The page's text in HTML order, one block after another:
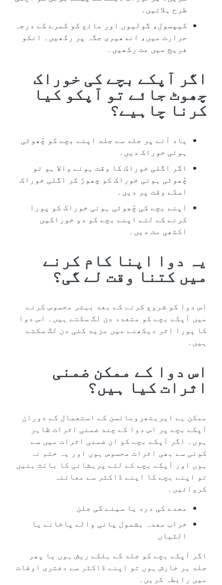
طرح ہلائیں۔
کیپسول، گولیوں اور مائع کو کمرے کے درجہ
حرارت میں، اندھیری جگہ پر رکھیں۔ انکو
فریج میں مت رکھیں۔
اگر آپکے بچے کی خوراک
چھوٹ جائے تو آپکو کیا
کرنا چاہیے؟
یاد آنے پر جلد سے جلد اپنے بچے کو چُھوٹی
ہوئی خوراک دیں۔
اگر اگلی خوراک کا وقت ہونے والا ہو تو
چُھوٹی ہوئی خوراک کو چھوڑ کر اگلی خوراک
اسکے وقت پر دیں۔
اپنے بچے کی چُھوٹی ہوئی خوراک کو پورا
کرنے کے لئے اپنے بچے کو دو خوراکیں
اکٹھی مت دیں۔
یہ دوا اپنا کام کرنے
میں کتنا وقت لے گی؟
اس دوا کو شروع کرنے کے بعد بہتر محسوس کرنے
میں آپکے بچے کو متعدد دن لگ سکتے ہیں۔ اس دوا
کا پورا اثر دیکھنے میں مزید کئی دن لگ سکتے
ہیں۔
اس دوا کے ممکن ضمنی
اثرات کیا ہیں؟
ممکن ہے ایریتھرومائسن کے استعمال کے دوران
آپکے بچے پر اس دوا کے چند ضمنی اثرات ظاہر
ہوں۔ اگر آپکے بچے کو ان ضمنی اثرات میں سے
کوئی سے بھی اثرات محسوس ہوں اور یہ ختم نہ
ہوں اور آپکے بچے کے لئے پریشانی کا بائث بنیں
تو اپنے بچے کا اپنے ڈاکٹر سے معائنہ
کروائیں۔
معدے کی درد یا سینے کی جلن
خراب معدہ بشمول پانی والے پاخانے یا
الٹیاں
اگر آپکے بچے کو جلد کے ہلکے ریش ہوں یا پھر
جلد ہر خارش ہوں تو اپنے ڈاکٹر سے دفتری اوقات
میں رابطہ کریں۔